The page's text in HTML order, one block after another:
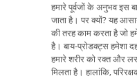
हमारे पूर्वजों के अनुभव इस
जाता है। पर क्यों? यह
की तरह काम करता है जो
है। बाय-प्रोडक्ट्स हमेशा
हमारे शरीर को रक्त और
मिलता है। हालांकि,